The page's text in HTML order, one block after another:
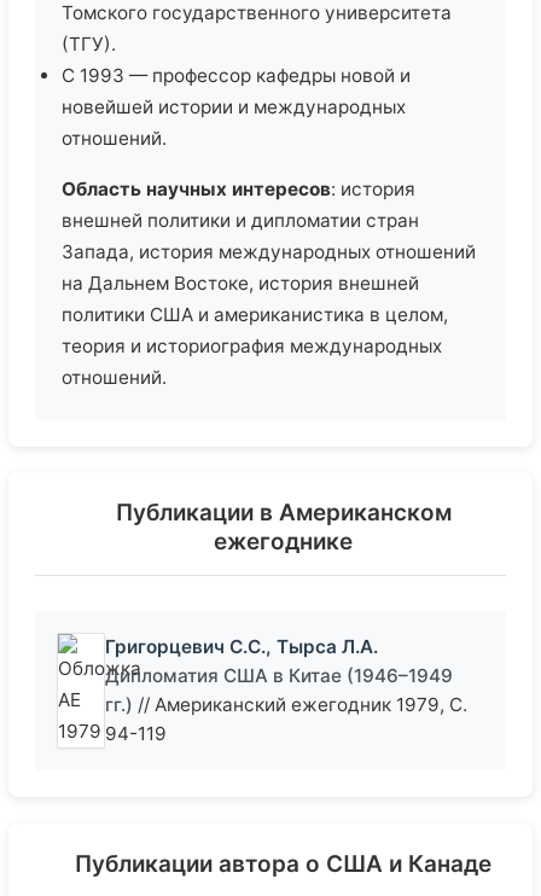
Томского государственного университета
(ТГУ).
С 1993 — профессор кафедры новой и
новейшей истории и международных
отношений.
Область научных интересов: история
внешней политики и дипломатии стран
Запада, история международных отношений
на Дальнем Востоке, история внешней
политики США и американистика в целом,
теория и историография международных
отношений.
Публикации в Американском
ежегоднике
Григорцевич С.С., Тырса Л.А.
Дипломатия США в Китае (1946–1949
гг.) // Американский ежегодник 1979, С.
94-119
Публикации автора о США и Канаде